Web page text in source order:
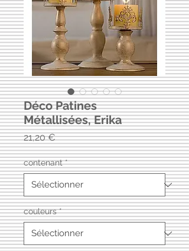
Déco Patines
Métallisées, Erika
21,20 €Prix
contenant *
couleurs *